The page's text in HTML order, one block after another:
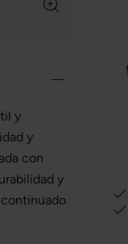
y
y
con
y